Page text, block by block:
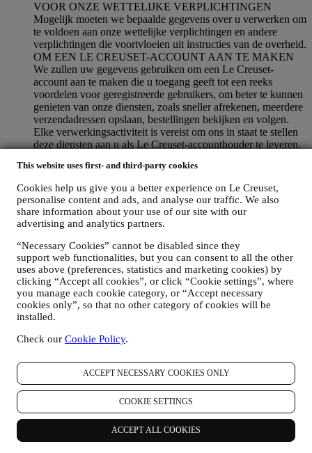
This website uses first- and third-party cookies
Cookies help us give you a better experience on Le Creuset,
personalise content and ads, and analyse our traffic. We also
share information about your use of our site with our
advertising and analytics partners.
“Necessary Cookies” cannot be disabled since they
support web functionalities, but you can consent to all the other
uses above (preferences, statistics and marketing cookies) by
clicking “Accept all cookies”, or click “Cookie settings”, where
you manage each cookie category, or “Accept necessary
cookies only”, so that no other category of cookies will be
installed.
Check our Cookie Policy.
ACCEPT NECESSARY COOKIES ONLY
COOKIE SETTINGS
ACCEPT ALL COOKIES
VOOR ONZE WETTELIJKE VERPLICHTINGEN
Mogelijk moeten we bepaalde gegevens over u verwerken om
te voldoen aan onze wettelijke verplichtingen en andere
verplichtingen die voortvloeien uit instructies van de overheid.
OM EEN LE CREUSET-ACCOUNT AAN TE MAKEN
We zullen uw gegevens gebruiken om een Le Creuset-
account aan te maken die u toegang geeft tot een reeks
voordelen voor geregistreerde gebruikers, om beter te kunnen
genieten van onze diensten, zoals sneller afrekenen, meerdere
verzendadressen opslaan, bestellingen bekijken en volgen.
Elke verwerkingsactiviteit is vereist om ons in staat te stellen
deze diensten aan u als Le Creuset-accounthouder te leveren.
PRODUCTEN, DIENSTEN EN ASSISTENTIE AAN U
TE LEVEREN
Wij zullen uw gegevens gebruiken om onze contractuele
relatie met u, uw aankoop van producten op de Website, uw
gebruik van de Website, eventuele latere hulp na de verkoop
of uw deelname aan onze wedstrijden te beheren. Mogelijk
moeten we bepaalde gegevens over u verwerken voor onze
administratieve doeleinden die verband houden met onze
contractuele relatie met u, zoals de boekhouding, facturering
en controle, verificatie van betaalkaarten, fraudescreening,
veiligheid, beveiliging, systeemtests, onderhoud en statistische
analyse. Af en toe moeten we mogelijk om administratieve of
operationele redenen contact met u opnemen. Bijvoorbeeld
uw persoonsgegevens ook gebruiken om uw verzoeken te
kanalen worden verzonden. Deze verwerkingsactiviteit is
vereist om ons in staat te stellen onze diensten aan u te
leveren. Wij kunnen uw gegevens verwerken op basis van
ons legitiem belang (naar behoren rekening houdend met uw
rechten en vrijheden) om u opvolg-e-mails te sturen in het
geval u artikelen aan onze online winkelwagen hebt
toegevoegd zonder de aankoop af te ronden. Als u de